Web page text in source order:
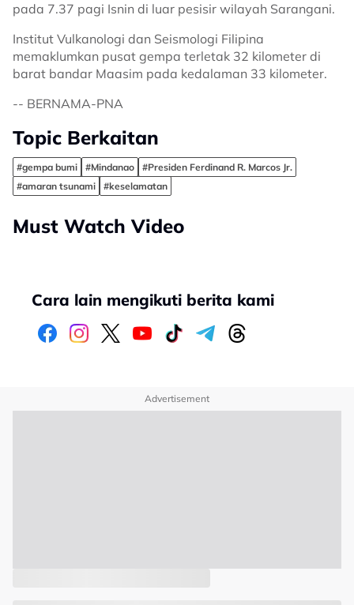
pada 7.37 pagi Isnin di luar pesisir wilayah Sarangani.
Institut Vulkanologi dan Seismologi Filipina
memaklumkan pusat gempa terletak 32 kilometer di
barat bandar Maasim pada kedalaman 33 kilometer.
-- BERNAMA-PNA
Topic Berkaitan
#gempa bumi #Mindanao
#Presiden Ferdinand R. Marcos Jr.
#amaran tsunami
#keselamatan
Must Watch Video
Cara lain mengikuti berita kami
Advertisement